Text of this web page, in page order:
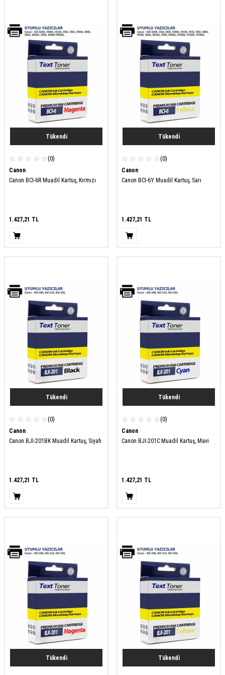
Tükendi
(0)
Canon
Canon BCI-6R Muadil Kartuş, Kırmızı
1.427,21 TL
Tükendi
(0)
Canon
Canon BCI-6Y Muadil Kartuş, Sarı
1.427,21 TL
Tükendi
(0)
Canon
Canon BJI-201BK Muadil Kartuş, Siyah
1.427,21 TL
Tükendi
(0)
Canon
Canon BJI-201C Muadil Kartuş, Mavi
1.427,21 TL
Tükendi Tükendi